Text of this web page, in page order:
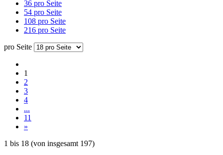
36 pro Seite
54 pro Seite
108 pro Seite
216 pro Seite
pro Seite
1
2
3
4
...
11
»
1 bis 18 (von insgesamt 197)